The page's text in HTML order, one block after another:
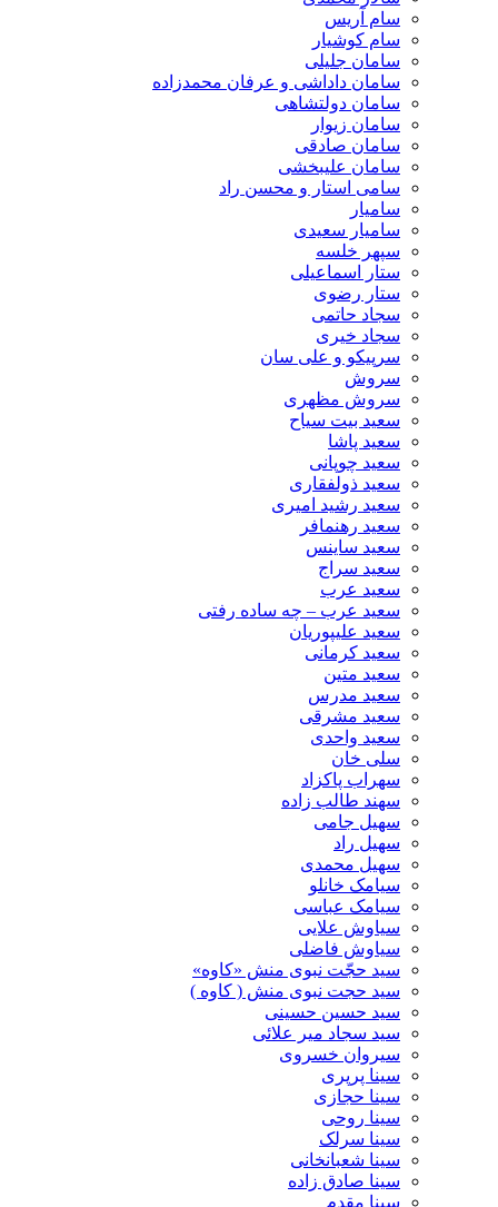
سام آریس
سام کوشیار
سامان جلیلی
سامان داداشی و عرفان محمدزاده
سامان دولتشاهی
سامان زیوار
سامان صادقی
سامان علیبخشی
سامی استار و محسن راد
سامیار
سامیار سعیدی
سپهر خلسه
ستار اسماعیلی
ستار رضوی
سجاد حاتمی
سجاد خیری
سرپیکو و علی سان
سروش
سروش مظهری
سعید بیت سیاح
سعید پاشا
سعید چوپانی
سعید ذولفقاری
سعید رشید امیری
سعید رهنمافر
سعید ساینس
سعید سراج
سعید عرب
سعید عرب – چه ساده رفتی
سعید علیپوریان
سعید کرمانی
سعید متین
سعید مدرس
سعید مشرقی
سعید واحدی
سلی خان
سهراب پاکزاد
سهند طالب زاده
سهیل جامی
سهیل راد
سهیل محمدی
سیامک خانلو
سیامک عباسی
سیاوش علایی
سیاوش فاضلی
سید حجّت نبوی منش «کاوه»
سید حجت نبوی منش ( کاوه )
سید حسین حسینى
سید سجاد میر علائی
سیروان خسروی
سینا پرپری
سینا حجازی
سینا روحی
سینا سرلک
سینا شعبانخانی
سینا صادق زاده
سینا مقدم